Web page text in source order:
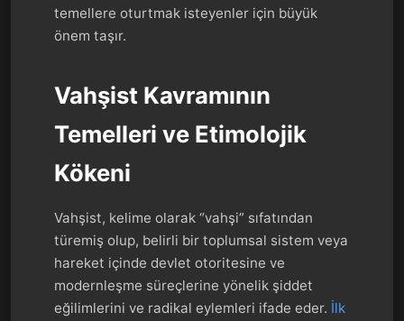
temellere oturtmak isteyenler için büyük
önem taşır.
Vahşist Kavramının
Temelleri ve Etimolojik
Kökeni
Vahşist, kelime olarak “vahşi” sıfatından
türemiş olup, belirli bir toplumsal sistem veya
hareket içinde devlet otoritesine ve
modernleşme süreçlerine yönelik şiddet
eğilimlerini ve radikal eylemleri ifade eder. İlk